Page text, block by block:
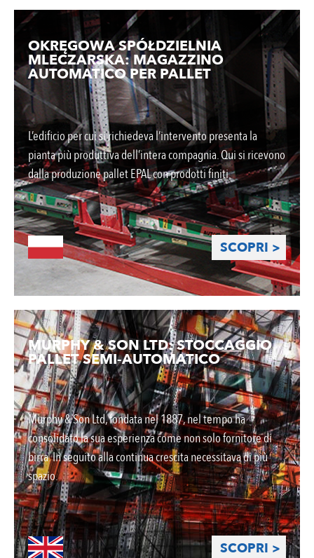
OKRĘGOWA SPÓŁDZIELNIA
MLECZARSKA: MAGAZZINO
AUTOMATICO PER PALLET
L’edificio per cui si richiedeva l’intervento presenta la
pianta più produttiva dell’intera compagnia. Qui si ricevono
dalla produzione pallet EPAL con prodotti finiti.
SCOPRI >
MURPHY & SON LTD: STOCCAGGIO
PALLET SEMI-AUTOMATICO
Murphy & Son Ltd, fondata nel 1887, nel tempo ha
consolidato la sua esperienza come non solo fornitore di
birra. In seguito alla continua crescita necessitava di più
spazio.
SCOPRI >